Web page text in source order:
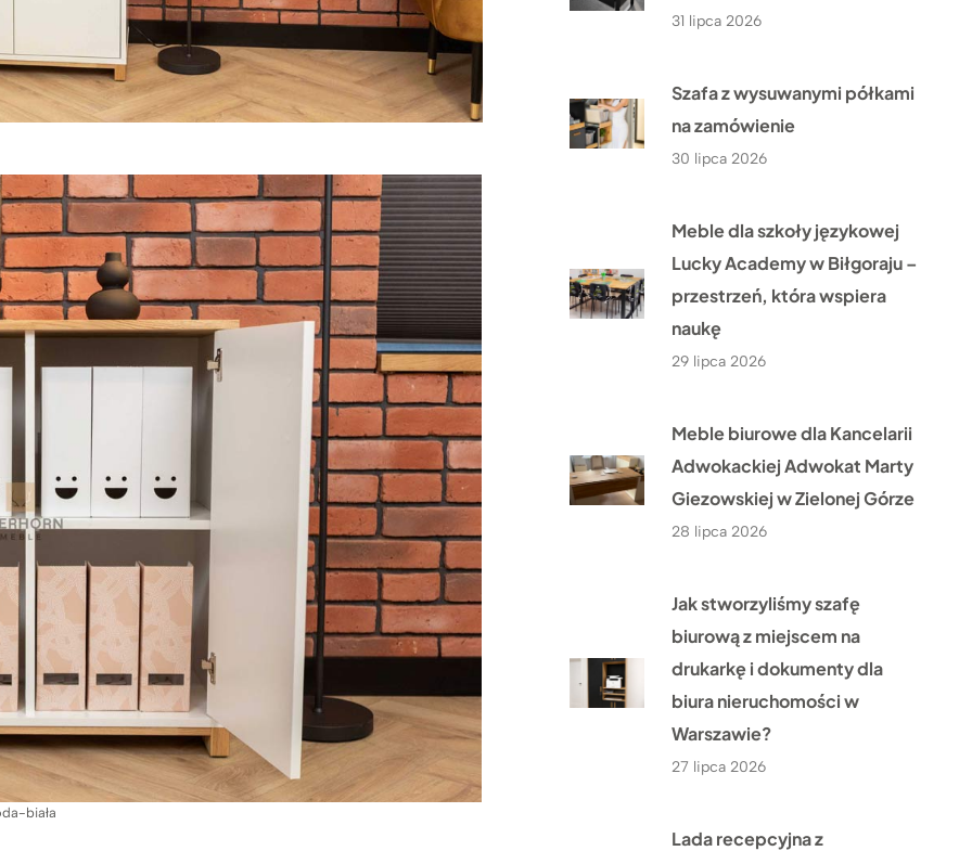
biała
31 lipca 2026
Szafa z wysuwanymi półkami
na zamówienie
30 lipca 2026
Meble dla szkoły językowej
Lucky Academy w Biłgoraju –
przestrzeń, która wspiera
naukę
29 lipca 2026
Meble biurowe dla Kancelarii
Adwokackiej Adwokat Marty
Giezowskiej w Zielonej Górze
28 lipca 2026
Jak stworzyliśmy szafę
biurową z miejscem na
drukarkę i dokumenty dla
biura nieruchomości w
Warszawie?
27 lipca 2026
Lada recepcyjna z